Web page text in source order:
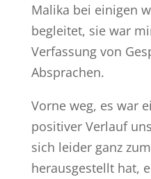
Malika bei einigen
begleitet, sie war
Verfassung von
Absprachen.
Vorne weg, es war
positiver Verlauf
sich leider ganz
herausgestellt hat,